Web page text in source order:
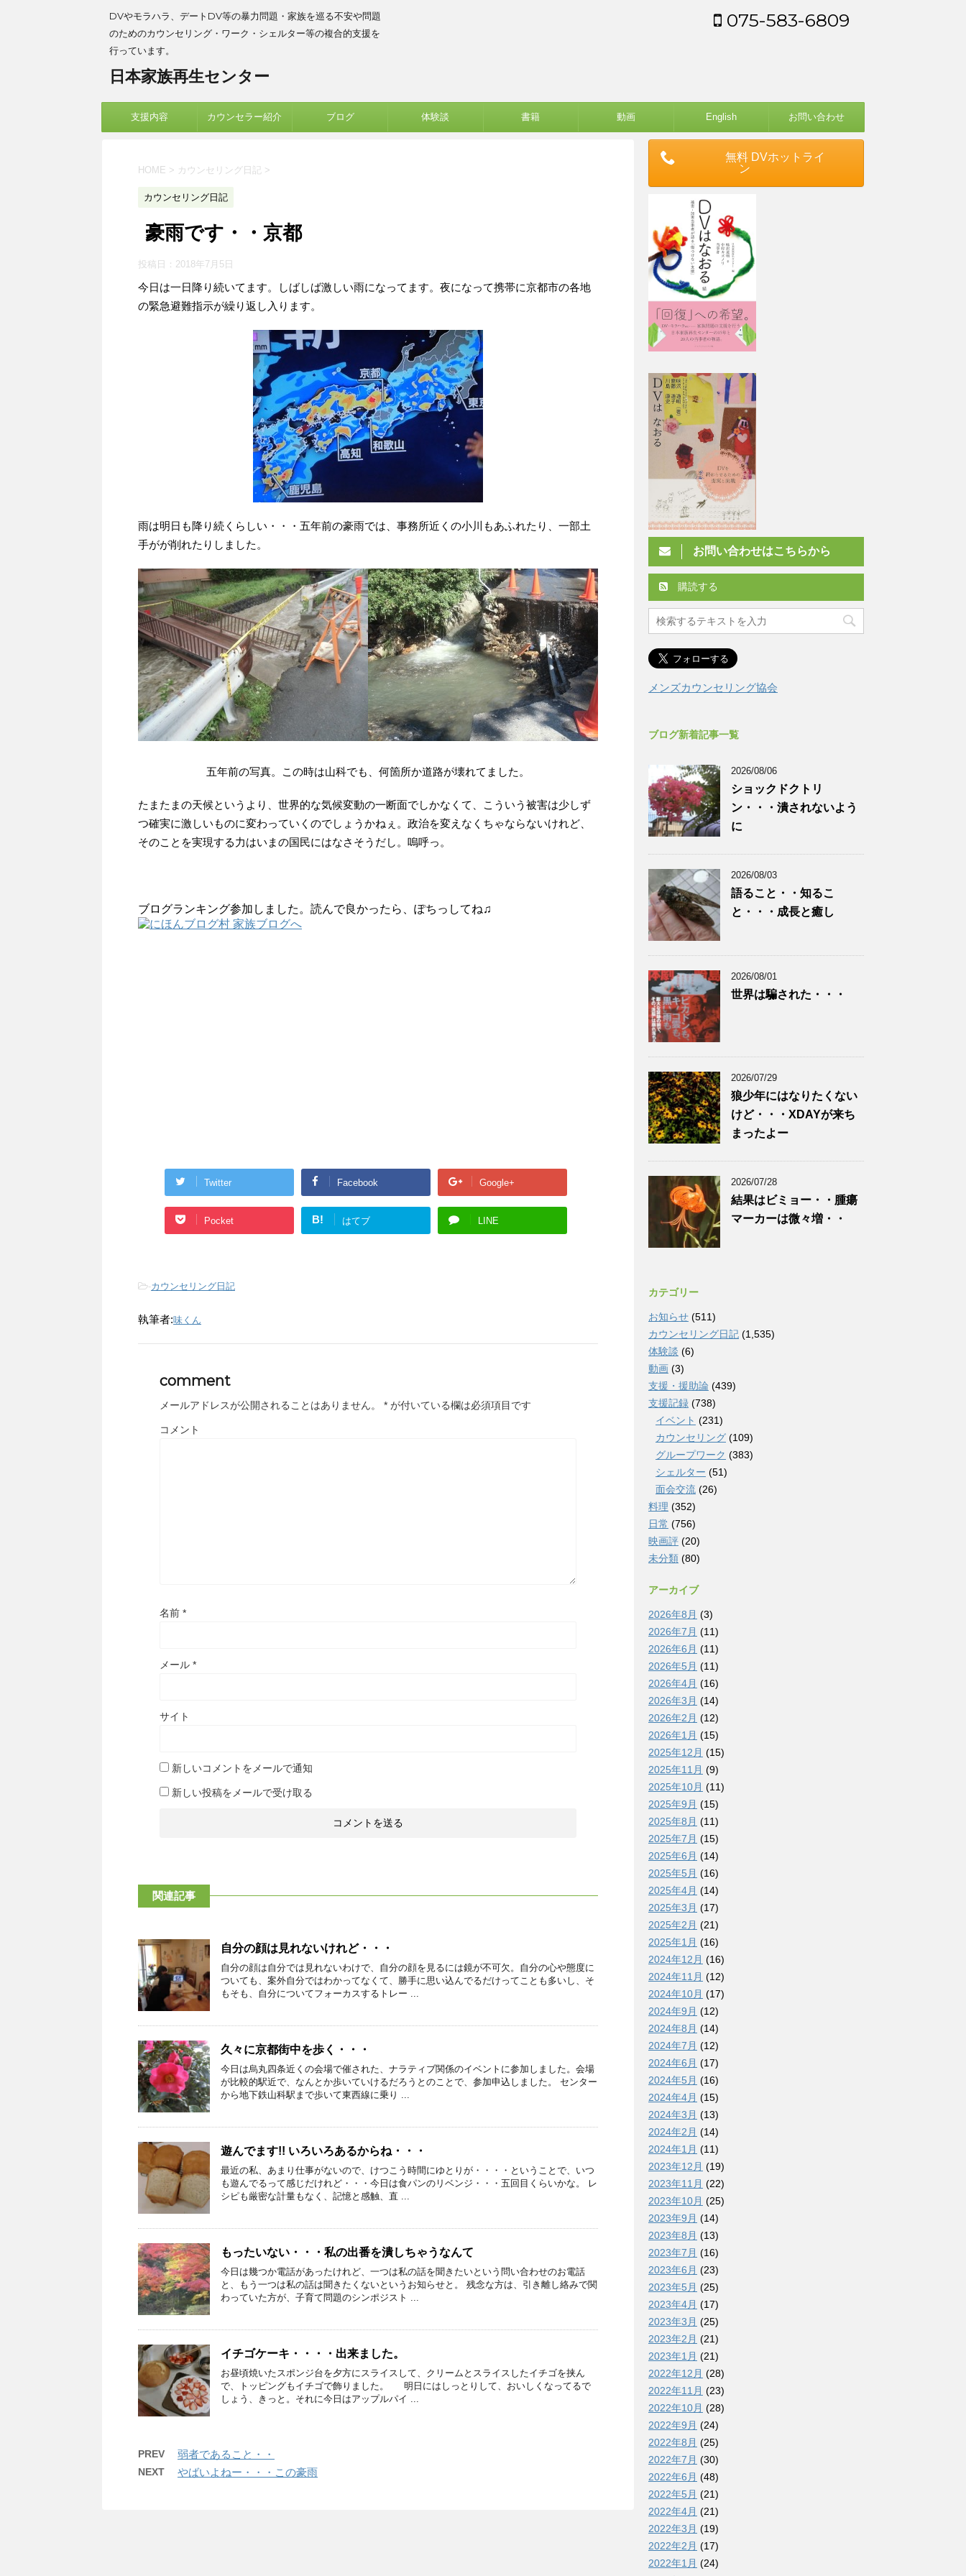
DVやモラハラ、デートDV等の暴力問題・家族を巡る不安や問題
のためのカウンセリング・ワーク・シェルター等の複合的支援を
行っています。
日本家族再生センター
075-583-6809
支援内容 カウンセラー紹介 ブログ 体験談 書籍 動画 English お問い合わせ
HOME > カウンセリング日記 >
カウンセリング日記
豪雨です・・京都
投稿日： 2018年7月5日
今日は一日降り続いてます。しばしば激しい雨になってます。夜になって携帯に京都市の各地
の緊急避難指示が繰り返し入ります。
雨は明日も降り続くらしい・・・五年前の豪雨では、事務所近くの小川もあふれたり、一部土
手がが削れたりしました。
五年前の写真。この時は山科でも、何箇所か道路が壊れてました。
たまたまの天候というより、世界的な気候変動の一断面でしかなくて、こういう被害は少しず
つ確実に激しいものに変わっていくのでしょうかねぇ。政治を変えなくちゃならないけれど、
そのことを実現する力はいまの国民にはなさそうだし。嗚呼っ。
ブログランキング参加しました。読んで良かったら、ぽちっしてね♫
Twitter Facebook Google+
Pocket B! はてブ LINE
-カウンセリング日記
執筆者:味くん
comment
メールアドレスが公開されることはありません。 * が付いている欄は必須項目です
コメント
名前 *
メール *
サイト
新しいコメントをメールで通知
新しい投稿をメールで受け取る
関連記事
自分の顔は見れないけれど・・・
自分の顔は自分では見れないわけで、自分の顔を見るには鏡が不可欠。自分の心や態度に
ついても、案外自分ではわかってなくて、勝手に思い込んでるだけってことも多いし、そ
もそも、自分についてフォーカスするトレー ...
久々に京都街中を歩く・・・
今日は烏丸四条近くの会場で催された、ナラティブ関係のイベントに参加しました。会場
が比較的駅近で、なんとか歩いていけるだろうとのことで、参加申込しました。 センター
から地下鉄山科駅まで歩いて東西線に乗り ...
遊んでます!! いろいろあるからね・・・
最近の私、あまり仕事がないので、けつこう時間にゆとりが・・・・ということで、いつ
も遊んでるって感じだけれど・・・今日は食パンのリベンジ・・・五回目くらいかな。 レ
シピも厳密な計量もなく、記憶と感触、直 ...
もったいない・・・私の出番を潰しちゃうなんて
今日は幾つか電話があったけれど、一つは私の話を聞きたいという問い合わせのお電話
と、もう一つは私の話は聞きたくないというお知らせと。 残念な方は、引き離し絡みで関
わっていた方が、子育て問題のシンポジスト ...
イチゴケーキ・・・・出来ました。
お昼頃焼いたスポンジ台を夕方にスライスして、クリームとスライスしたイチゴを挟ん
で、トッピングもイチゴで飾りました。 明日にはしっとりして、おいしくなってるで
しょう、きっと。それに今日はアップルパイ ...
PREV 弱者であること・・
NEXT やばいよねー・・・この豪雨
無料 DVホットライ
ン
お問い合わせはこちらから
購読する
メンズカウンセリング協会
ブログ新着記事一覧
2026/08/06
ショックドクトリ
ン・・・潰されないよう
に
2026/08/03
語ること・・知るこ
と・・・成長と癒し
2026/08/01
世界は騙された・・・
2026/07/29
狼少年にはなりたくない
けど・・・XDAYが来ち
まったよー
2026/07/28
結果はビミョー・・腫瘍
マーカーは微々増・・
カテゴリー
お知らせ (511)
カウンセリング日記 (1,535)
体験談 (6)
動画 (3)
支援・援助論 (439)
支援記録 (738)
イベント (231)
カウンセリング (109)
グループワーク (383)
シェルター (51)
面会交流 (26)
料理 (352)
日常 (756)
映画評 (20)
未分類 (80)
アーカイブ
2026年8月 (3)
2026年7月 (11)
2026年6月 (11)
2026年5月 (11)
2026年4月 (16)
2026年3月 (14)
2026年2月 (12)
2026年1月 (15)
2025年12月 (15)
2025年11月 (9)
2025年10月 (11)
2025年9月 (15)
2025年8月 (11)
2025年7月 (15)
2025年6月 (14)
2025年5月 (16)
2025年4月 (14)
2025年3月 (17)
2025年2月 (21)
2025年1月 (16)
2024年12月 (16)
2024年11月 (12)
2024年10月 (17)
2024年9月 (12)
2024年8月 (14)
2024年7月 (12)
2024年6月 (17)
2024年5月 (16)
2024年4月 (15)
2024年3月 (13)
2024年2月 (14)
2024年1月 (11)
2023年12月 (19)
2023年11月 (22)
2023年10月 (25)
2023年9月 (14)
2023年8月 (13)
2023年7月 (16)
2023年6月 (23)
2023年5月 (25)
2023年4月 (17)
2023年3月 (25)
2023年2月 (21)
2023年1月 (21)
2022年12月 (28)
2022年11月 (23)
2022年10月 (28)
2022年9月 (24)
2022年8月 (25)
2022年7月 (30)
2022年6月 (48)
2022年5月 (21)
2022年4月 (21)
2022年3月 (19)
2022年2月 (17)
2022年1月 (24)